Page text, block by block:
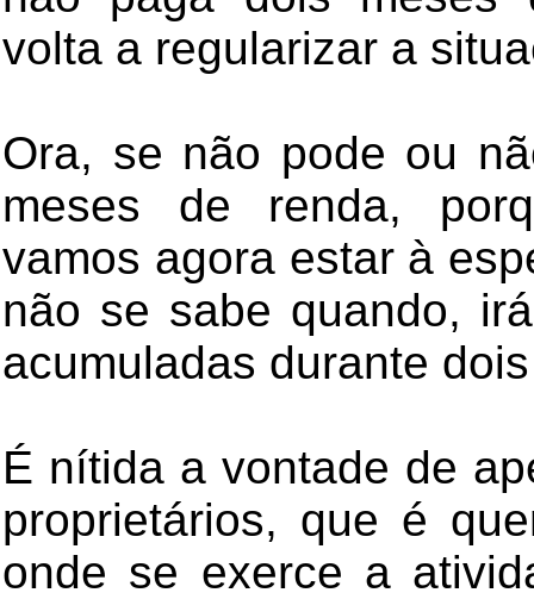
volta a regularizar a
Ora, se não pode ou
meses de renda,
vamos agora estar à
não se sabe quando,
acumuladas durante
É nítida a vontade de
proprietários, que é
onde se exerce a